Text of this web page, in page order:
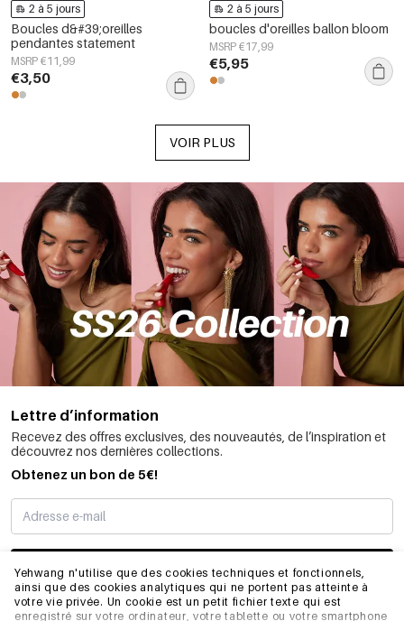
Yehwang n'utilise que des cookies techniques et fonctionnels,
ainsi que des cookies analytiques qui ne portent pas atteinte à
votre vie privée. Un cookie est un petit fichier texte qui est
enregistré sur votre ordinateur, votre tablette ou votre smartphone
2 à 5 jours
Boucles d&#39;oreilles
pendantes statement
MSRP €11,99
€3,50
2 à 5 jours
boucles d'oreilles ballon bloom
MSRP €17,99
€5,95
VOIR PLUS
Lettre d’information
Recevez des offres exclusives, des nouveautés, de l’inspiration et
découvrez nos dernières collections.
Obtenez un bon de 5€!
JE M’INSCRIS